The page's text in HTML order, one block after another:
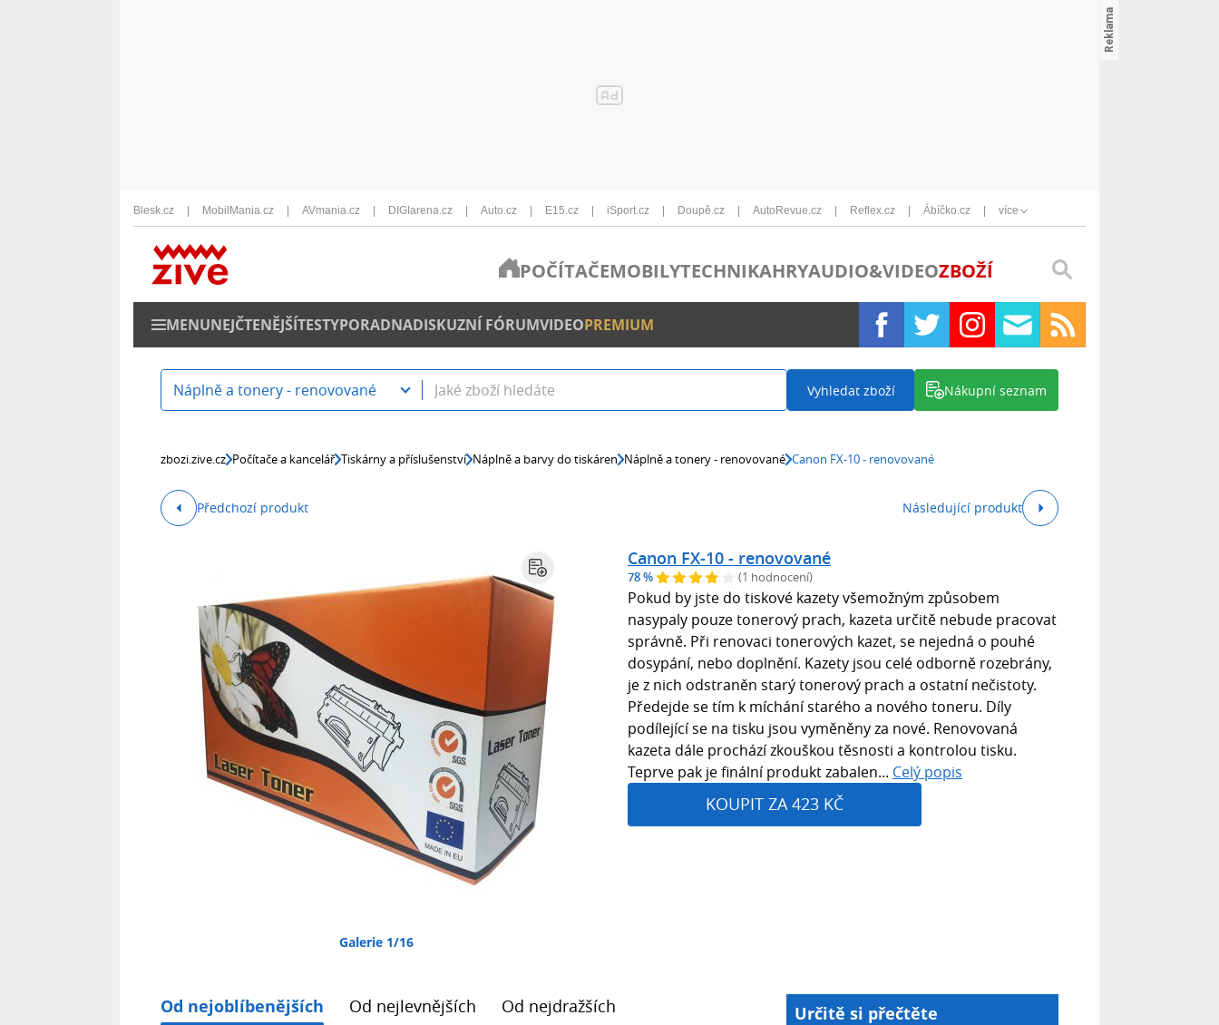
Blesk.cz MobilMania.cz AVmania.cz DIGIarena.cz Auto.cz E15.cz iSport.cz Doupě.cz AutoRevue.cz Reflex.cz Ábíčko.cz více
POČÍTAČEMOBILYTECHNIKAHRYAUDIO&VIDEOZBOŽÍ
MENUNEJČTENĚJŠÍTESTYPORADNADISKUZNÍ FÓRUMVIDEOPREMIUM
Náplně a tonery - renovované Vyhledat zboží Nákupní seznam
zbozi.zive.cz Počítače a kancelář Tiskárny a příslušenství Náplně a barvy do tiskáren Náplně a tonery - renovované Canon FX-10 - renovované
Předchozí produkt Následující produkt
Galerie 1/16
Canon FX-10 - renovované
78 % (1 hodnocení)
Pokud by jste do tiskové kazety všemožným způsobem
nasypaly pouze tonerový prach, kazeta určitě nebude pracovat
správně. Při renovaci tonerových kazet, se nejedná o pouhé
dosypání, nebo doplnění. Kazety jsou celé odborně rozebrány,
je z nich odstraněn starý tonerový prach a ostatní nečistoty.
Předejde se tím k míchání starého a nového toneru. Díly
podílející se na tisku jsou vyměněny za nové. Renovovaná
kazeta dále prochází zkouškou těsnosti a kontrolou tisku.
Teprve pak je finální produkt zabalen... Celý popis
KOUPIT ZA 423 KČ
Od nejoblíbenějších Od nejlevnějších Od nejdražších Určitě si přečtěte